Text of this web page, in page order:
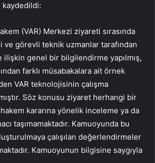
kaydedildi:
(VAR) Merkezi ziyareti sırasında
ve görevli teknik uzmanlar tarafından
genel bir bilgilendirme yapılmış,
farklı müsabakalara ait örnek
VAR teknolojisinin çalışma
Söz konusu ziyaret herhangi bir
kararına yönelik inceleme ya da
taşımamaktadır. Kamuoyunda bu
çalışılan değerlendirmeler
Kamuoyunun bilgisine saygıyla